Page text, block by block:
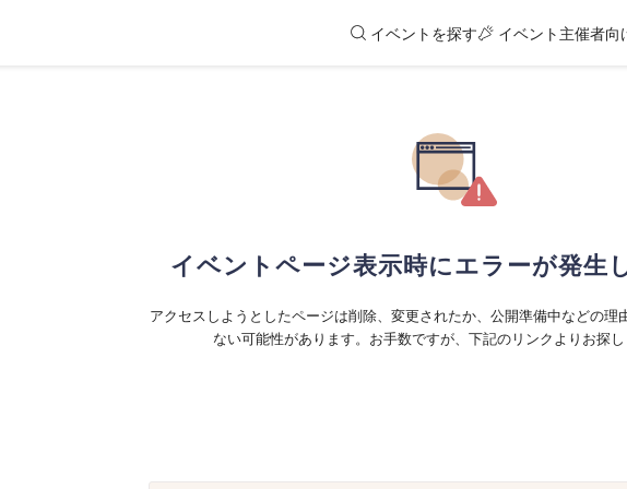
イベントを探す イベント主催者向
イベントページ表示時にエラーが発生
アクセスしようとしたページは削除、変更されたか、公開準備中などの理
ない可能性があります。お手数ですが、下記のリンクよりお探し